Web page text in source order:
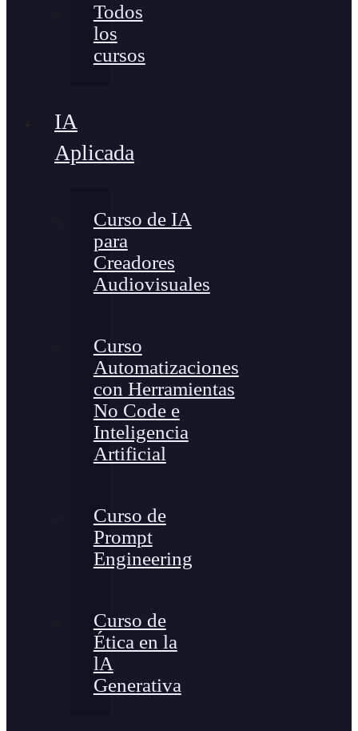
Todos
los
cursos
IA
Aplicada
Curso de IA
para
Creadores
Audiovisuales
Curso
Automatizaciones
con Herramientas
No Code e
Inteligencia
Artificial
Curso de
Prompt
Engineering
Curso de
Ética en la
lA
Generativa